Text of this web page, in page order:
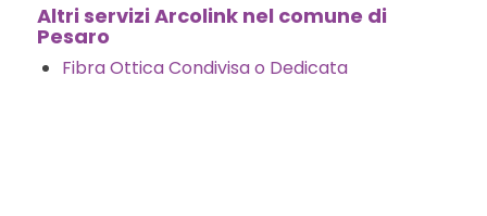
Altri servizi Arcolink nel comune di
Pesaro
Fibra Ottica Condivisa o Dedicata